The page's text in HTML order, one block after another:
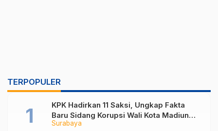
TERPOPULER
Surabaya
KPK Hadirkan 11 Saksi, Ungkap Fakta
Baru Sidang Korupsi Wali Kota Madiun
Nonaktif Maidi